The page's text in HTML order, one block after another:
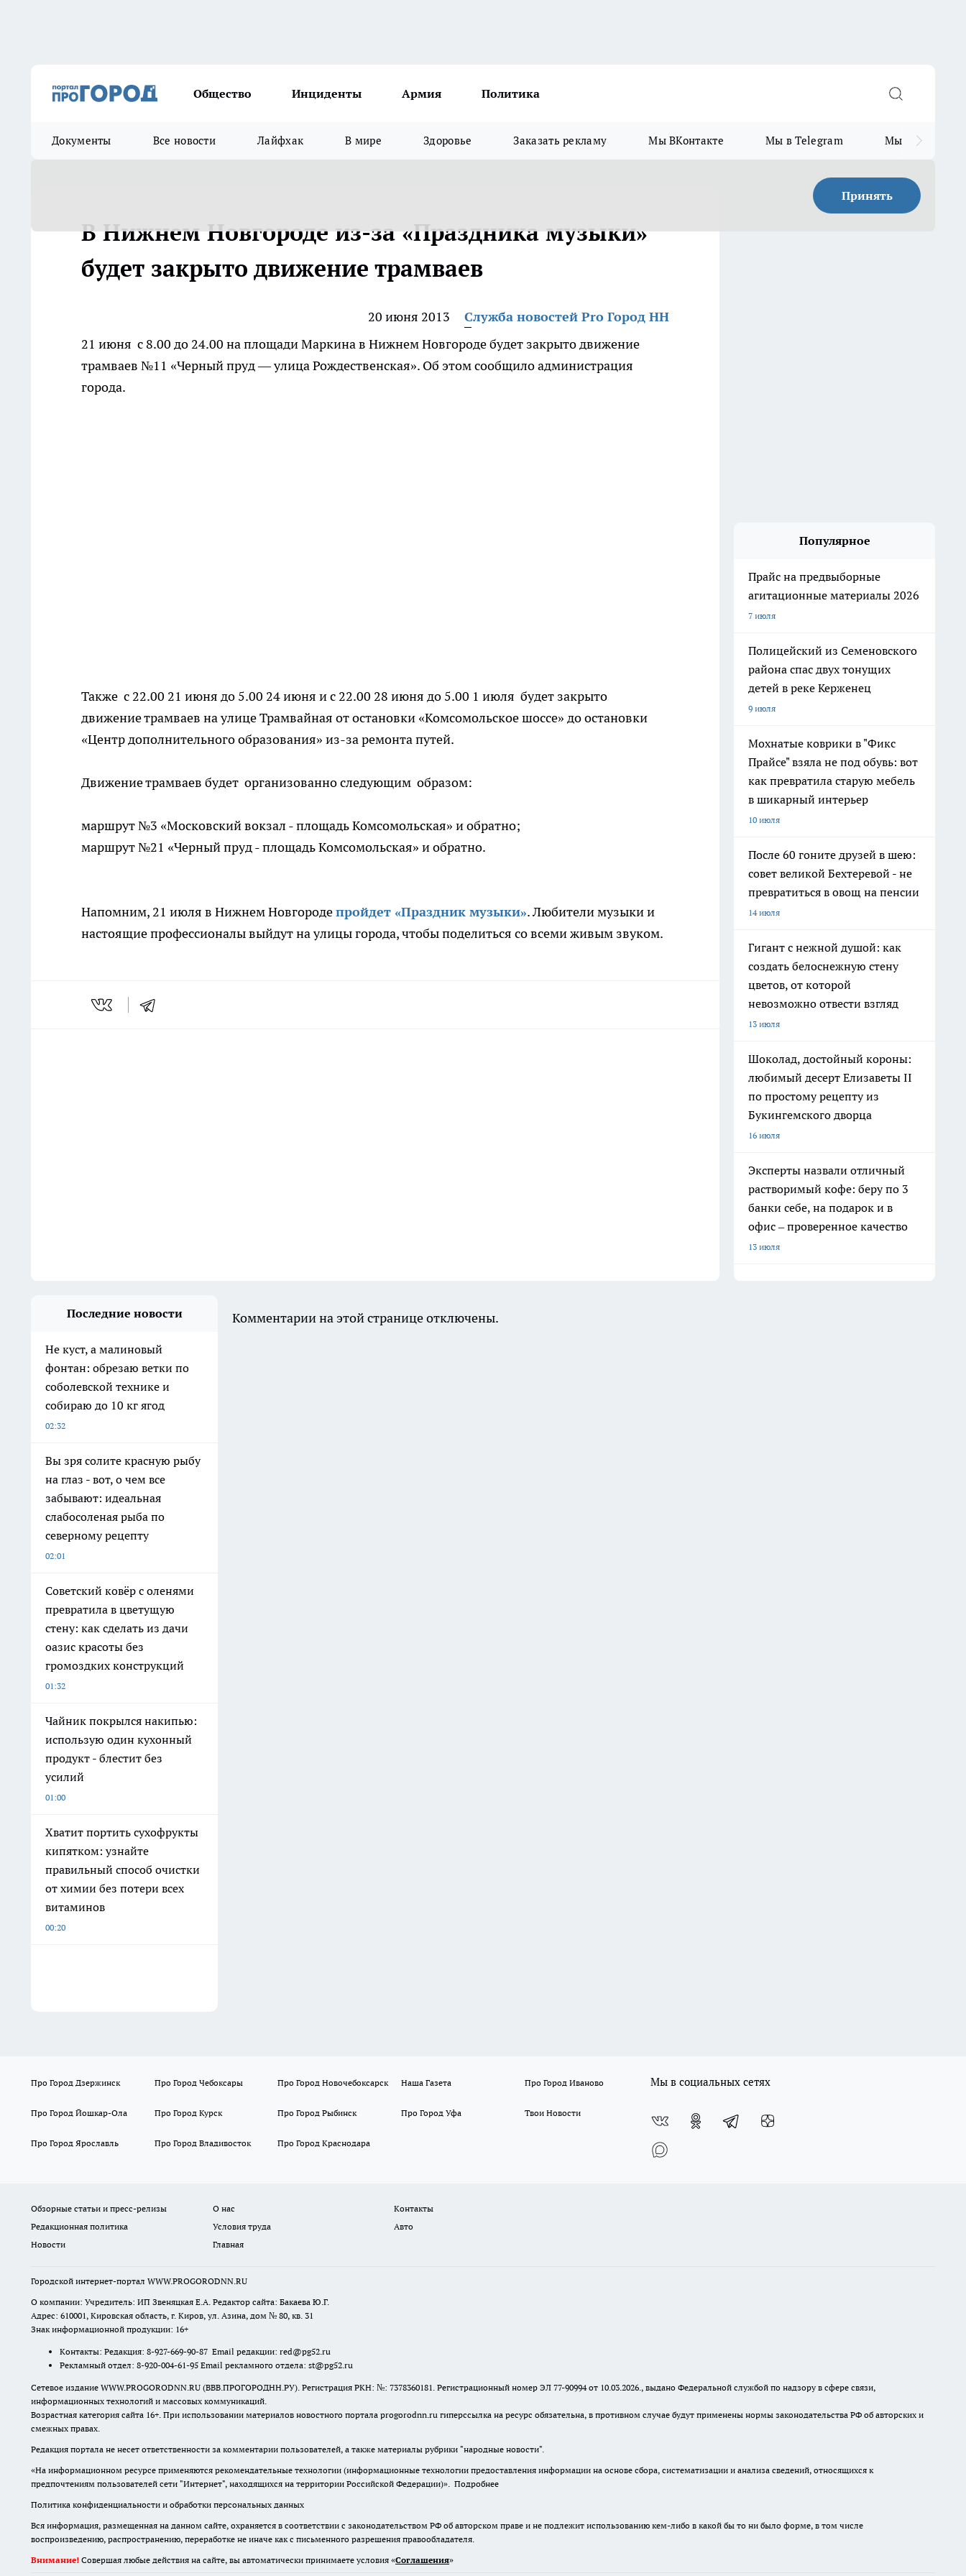
Общество Инциденты Армия Политика
Документы Все новости Лайфхак В мире Здоровье Заказать рекламу Мы ВКонтакте Мы в Telegram Мы в MAX
Принять
В Нижнем Новгороде из-за «Праздника музыки»
будет закрыто движение трамваев
20 июня 2013
Служба новостей Pro Город НН
21 июня с 8.00 до 24.00 на площади Маркина в Нижнем Новгороде будет закрыто движение
трамваев №11 «Черный пруд — улица Рождественская». Об этом сообщило администрация
города.
Также с 22.00 21 июня до 5.00 24 июня и с 22.00 28 июня до 5.00 1 июля будет закрыто
движение трамваев на улице Трамвайная от остановки «Комсомольское шоссе» до остановки
«Центр дополнительного образования» из-за ремонта путей.
Движение трамваев будет организованно следующим образом:
маршрут №3 «Московский вокзал - площадь Комсомольская» и обратно;
маршрут №21 «Черный пруд - площадь Комсомольская» и обратно.
Напомним, 21 июля в Нижнем Новгородепройдет «Праздник музыки». Любители музыки и
настоящие профессионалы выйдут на улицы города, чтобы поделиться со всеми живым звуком.
Популярное
Прайс на предвыборные
агитационные материалы 2026
7 июля
Полицейский из Семеновского
района спас двух тонущих
детей в реке Керженец
9 июля
Мохнатые коврики в "Фикс
Прайсе" взяла не под обувь: вот
как превратила старую мебель
в шикарный интерьер
10 июля
После 60 гоните друзей в шею:
совет великой Бехтеревой - не
превратиться в овощ на пенсии
14 июля
Гигант с нежной душой: как
создать белоснежную стену
цветов, от которой
невозможно отвести взгляд
13 июля
Шоколад, достойный короны:
любимый десерт Елизаветы II
по простому рецепту из
Букингемского дворца
16 июля
Эксперты назвали отличный
растворимый кофе: беру по 3
банки себе, на подарок и в
офис – проверенное качество
13 июля
Последние новости
Не куст, а малиновый
фонтан: обрезаю ветки по
соболевской технике и
собираю до 10 кг ягод
02:32
Вы зря солите красную рыбу
на глаз - вот, о чем все
забывают: идеальная
слабосоленая рыба по
северному рецепту
02:01
Советский ковёр с оленями
превратила в цветущую
стену: как сделать из дачи
оазис красоты без
громоздких конструкций
01:32
Чайник покрылся накипью:
использую один кухонный
продукт - блестит без
усилий
01:00
Хватит портить сухофрукты
кипятком: узнайте
правильный способ очистки
от химии без потери всех
витаминов
00:20
Комментарии на этой странице отключены.
Про Город Дзержинск Про Город Чебоксары Про Город Новочебоксарск Наша Газета Про Город Иваново
Про Город Йошкар-Ола Про Город Курск Про Город Рыбинск Про Город Уфа Твои Новости
Про Город Ярославль Про Город Владивосток Про Город Краснодара
Мы в социальных сетях
Обзорные статьи и пресс-релизы О нас
Контакты
Редакционная политика
Условия труда
Авто
Новости
Главная
Городской интернет-портал WWW.PROGORODNN.RU
О компании: Учредитель: ИП Звеняцкая Е.А. Редактор сайта: Бакаева Ю.Г.
Адрес: 610001, Кировская область, г. Киров, ул. Азина, дом № 80, кв. 31
Знак информационной продукции: 16+
Контакты: Редакция: 8-927-669-90-87 Email редакции: red@pg52.ru
Рекламный отдел: 8-920-004-61-95 Email рекламного отдела: st@pg52.ru
Сетевое издание WWW.PROGORODNN.RU (ВВВ.ПРОГОРОДНН.РУ). Регистрация РКН: №: 7378360181. Регистрационный номер ЭЛ 77-90994 от 10.03.2026., выдано Федеральной службой по надзору в сфере связи,
информационных технологий и массовых коммуникаций.
Возрастная категория сайта 16+. При использовании материалов новостного портала progorodnn.ru гиперссылка на ресурс обязательна, в противном случае будут применены нормы законодательства РФ об авторских и
смежных правах.
Редакция портала не несет ответственности за комментарии пользователей, а также материалы рубрики "народные новости".
«На информационном ресурсе применяются рекомендательные технологии (информационные технологии предоставления информации на основе сбора, систематизации и анализа сведений, относящихся к
предпочтениям пользователей сети "Интернет", находящихся на территории Российской Федерации)». Подробнее
Политика конфиденциальности и обработки персональных данных
Вся информация, размещенная на данном сайте, охраняется в соответствии с законодательством РФ об авторском праве и не подлежит использованию кем-либо в какой бы то ни было форме, в том числе
воспроизведению, распространению, переработке не иначе как с письменного разрешения правообладателя.
Внимание! Совершая любые действия на сайте, вы автоматически принимаете условия «Cоглашения»